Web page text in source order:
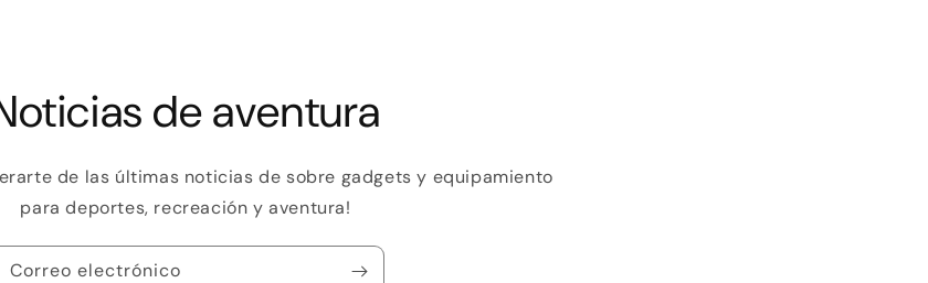
de aventura
de las últimas noticias de sobre gadgets y equipamiento
para deportes, recreación y aventura!
Correo electrónico